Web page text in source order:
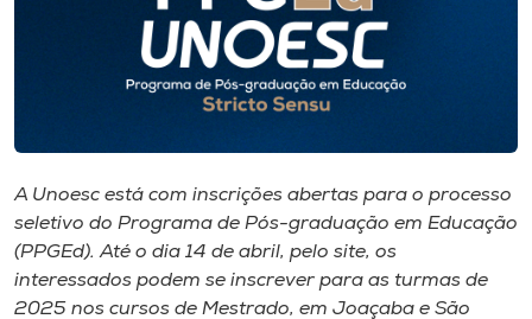
Editora
Rádio
A Unoesc está com inscrições abertas para o processo
seletivo do Programa de Pós-graduação em Educação
(PPGEd). Até o dia 14 de abril, pelo site, os
interessados podem se inscrever para as turmas de
2025 nos cursos de Mestrado, em Joaçaba e São